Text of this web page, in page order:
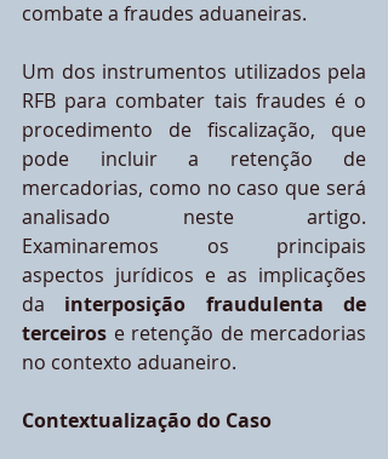
combate a fraudes aduaneiras.
Um dos instrumentos utilizados pela
RFB para combater tais fraudes é o
procedimento de fiscalização, que
pode incluir a retenção de
mercadorias, como no caso que será
analisado neste artigo.
Examinaremos os principais
aspectos jurídicos e as implicações
da interposição fraudulenta de
terceiros e retenção de mercadorias
no contexto aduaneiro.
Contextualização do Caso